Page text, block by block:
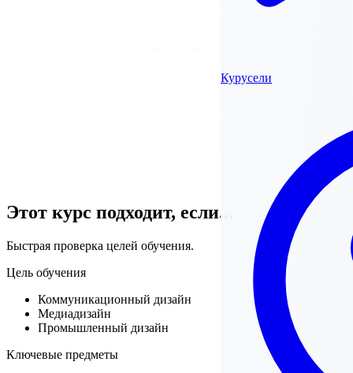
Курусели
Этот курс подходит, если...
Быстрая проверка целей обучения.
Цель обучения
Коммуникационный дизайн
Медиадизайн
Промышленный дизайн
Ключевые предметы